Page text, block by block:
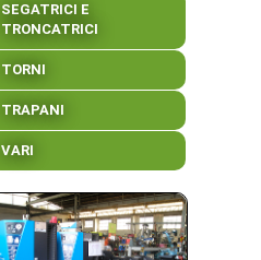
SEGATRICI E
TRONCATRICI
TORNI
TRAPANI
VARI